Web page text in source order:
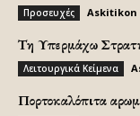
Προσευχές Askitikon
Τη Υπερμάχω
Λειτουργικά Κείμενα
Πορτοκαλόπιτα